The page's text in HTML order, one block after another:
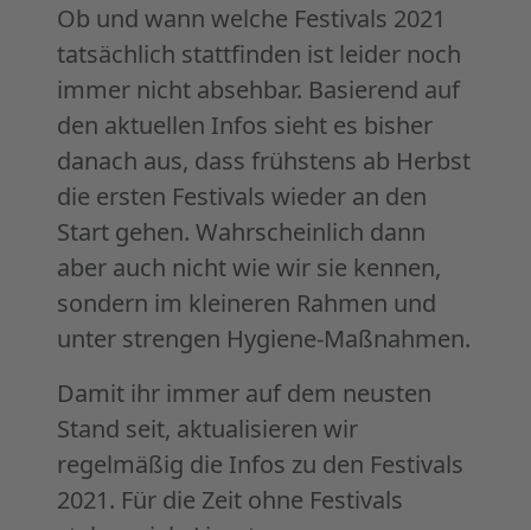
Ob und wann welche Festivals 2021
tatsächlich stattfinden ist leider noch
immer nicht absehbar. Basierend auf
den aktuellen Infos sieht es bisher
danach aus, dass frühstens ab Herbst
die ersten Festivals wieder an den
Start gehen. Wahrscheinlich dann
aber auch nicht wie wir sie kennen,
sondern im kleineren Rahmen und
unter strengen Hygiene-Maßnahmen.
Damit ihr immer auf dem neusten
Stand seit, aktualisieren wir
regelmäßig die Infos zu den Festivals
2021. Für die Zeit ohne Festivals